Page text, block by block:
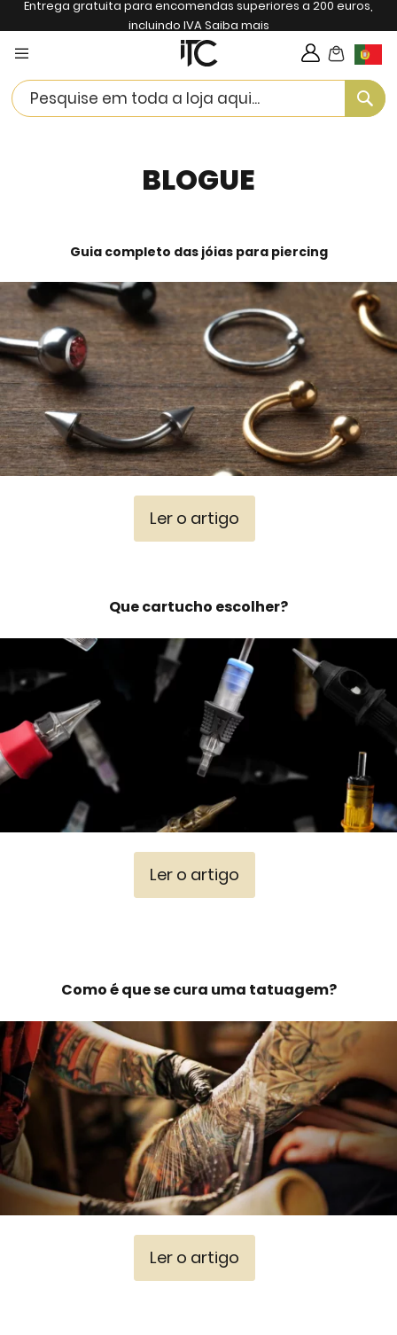
Entrega gratuita para encomendas superiores a 200 euros,
incluindo IVASaiba mais
My Cart
BLOGUE
Guia completo das jóias para piercing
Ler o artigo
Que cartucho escolher?
Ler o artigo
Como é que se cura uma tatuagem?
Ler o artigo